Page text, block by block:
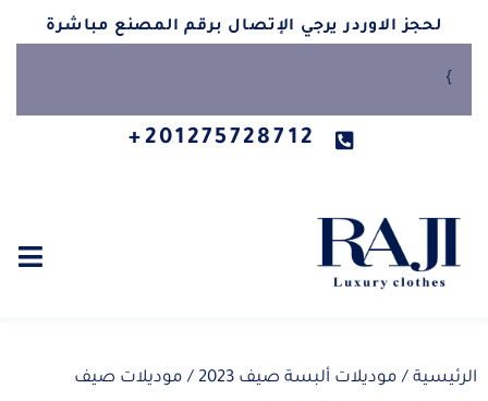
لحجز الاوردر يرجي الإتصال برقم المصنع مباشرة
}
201275728712+
الرئيسية / موديلات ألبسة صيف 2023 / موديلات صيف